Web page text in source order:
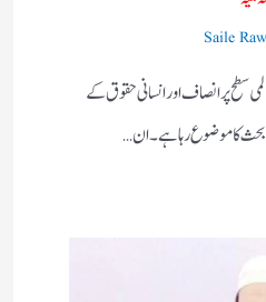
Saile
سطح پر انصاف اور انسانی حقوق کے
بحث کا موضوع رہا ہے۔ ان…